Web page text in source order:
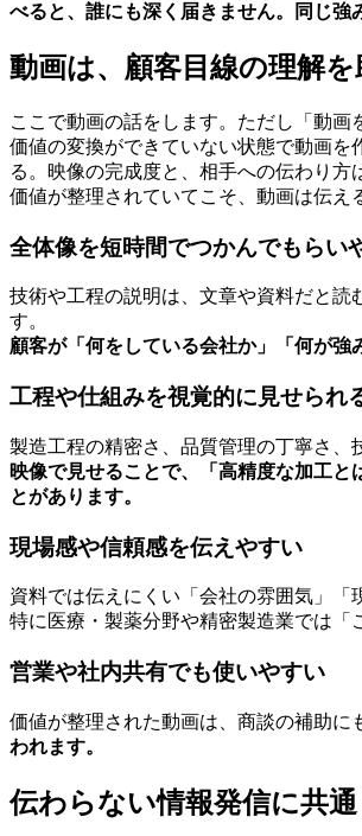
べると、誰にも深く届きません。
同じ強
動画は、顧客目線の理解
ここで動画の話をします。ただし「動画
価値の変換ができていない状態で動画
る。映像の完成度と、相手への伝わり方
価値が整理されていてこそ、動画は伝え
全体像を短時間でつかんでもらい
技術や工程の説明は、文章や資料だと読
す。
顧客が「何をしている会社か」「何が強
工程や仕組みを視覚的に見せられ
製造工程の精密さ、品質管理の丁寧さ
映像で見せることで、「高精度な加工と
とがあります。
現場感や信頼感を伝えやすい
資料では伝えにくい「会社の雰囲気」
特に医療・製薬分野や精密製造業では「
営業や社内共有でも使いやすい
価値が整理された動画は、商談の補助に
われます。
伝わらない情報発信に共